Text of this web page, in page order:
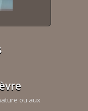
ou aux